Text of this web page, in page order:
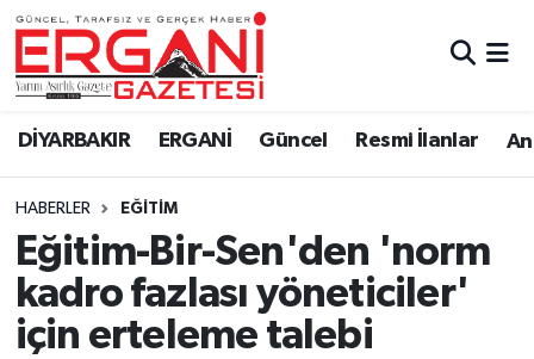
DİYARBAKIR ERGANİ Güncel Resmi İlanlar
HABERLER EĞITIM
Eğitim-Bir-Sen'den 'norm
kadro fazlası yöneticiler'
için erteleme talebi
DİYARBAKIR
BİSMİL
BAĞLAR
ERGANİ
Güncel
Eği̇ti̇m
Resmi İlanlar
Ergani Nöbetçi Eczaneler
Ergani Hava Durumu
Ergani Trafik Yoğunluk Haritası
Süper Lig Puan Durumu ve Fikstür
Tüm Manşetler